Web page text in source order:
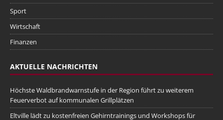
Sport
Wirtschaft
Finanzen
AKTUELLE NACHRICHTEN
Höchste Waldbrandwarnstufe in der Region führt zu weiterem
Feuerverbot auf kommunalen Grillplätzen
Eltville lädt zu kostenfreien Gehirntrainings und Workshops für